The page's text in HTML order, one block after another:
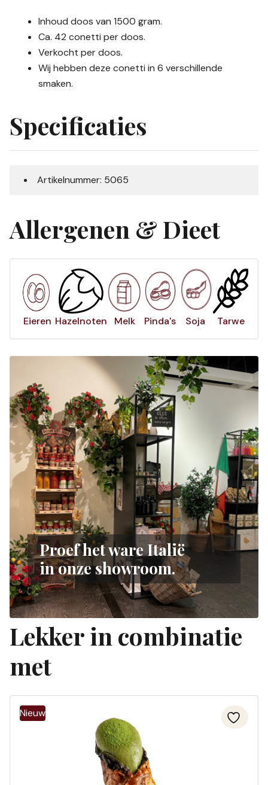
Inhoud doos van 1500 gram.
Ca. 42 conetti per doos.
Verkocht per doos.
Wij hebben deze conetti in 6 verschillende
smaken.
Specificaties
Artikelnummer: 5065
Allergenen & Dieet
Eieren Hazelnoten Melk Pinda's Soja Tarwe
Proef het ware Italië
in onze showroom.
Lekker in combinatie
met